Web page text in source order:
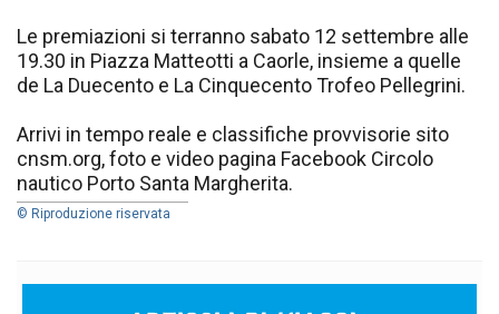
Le premiazioni si terranno sabato 12 settembre alle
19.30 in Piazza Matteotti a Caorle, insieme a quelle
de La Duecento e La Cinquecento Trofeo Pellegrini.
Arrivi in tempo reale e classifiche provvisorie sito
cnsm.org, foto e video pagina Facebook Circolo
nautico Porto Santa Margherita.
© Riproduzione riservata